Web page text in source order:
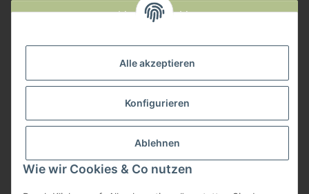
Alle akzeptieren
Konfigurieren
Ablehnen
Wie wir Cookies & Co nutzen
Widerruf anmelden
Herstellerinformationen